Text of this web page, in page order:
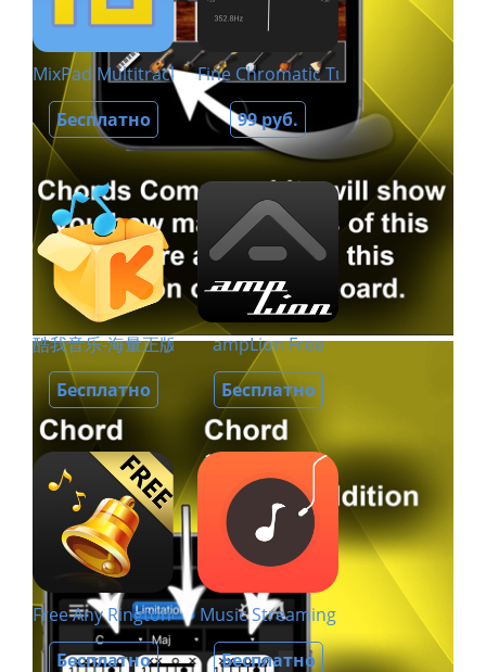
MixPad Multitrack Recorder
Бесплатно
Fine Chromatic Tuner
99 руб.
酷我音乐-海量正版无损音乐畅听
Бесплатно
ampLion Free
Бесплатно
Free Any Ringtone Maker – Make from MP3/Music
Бесплатно
Music Streaming
Бесплатно